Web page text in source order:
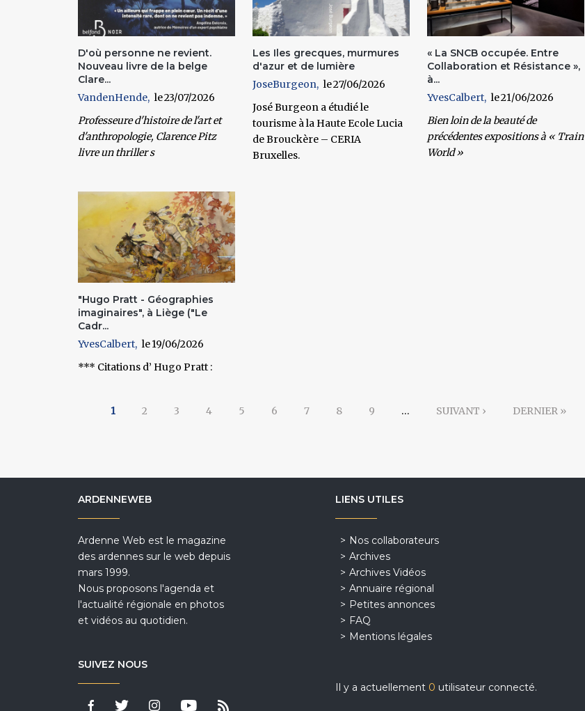
D'où personne ne revient.
Nouveau livre de la belge
Clare...
VandenHende
23/07/2026
Professeure d'histoire de l'art et
d'anthropologie, Clarence Pitz
livre un thriller s
Les Iles grecques, murmures
d'azur et de lumière
JoseBurgeon
27/06/2026
José Burgeon a étudié le
tourisme à la Haute Ecole Lucia
de Brouckère – CERIA
Bruxelles.
« La SNCB occupée. Entre
Collaboration et Résistance »,
à...
YvesCalbert
21/06/2026
Bien loin de la beauté de
précédentes expositions à « Train
World »
"Hugo Pratt - Géographies
imaginaires", à Liège ("Le
Cadr...
YvesCalbert
19/06/2026
*** Citations d’ Hugo Pratt :
1 2 3 4 5 6 7 8 9 … SUIVANT › DERNIER »
ARDENNEWEB
Ardenne Web est le magazine
des ardennes sur le web depuis
mars 1999.
Nous proposons l'agenda et
l'actualité régionale en photos
et vidéos au quotidien.
SUIVEZ NOUS
LIENS UTILES
Nos collaborateurs
Archives
Archives Vidéos
Annuaire régional
Petites annonces
FAQ
Mentions légales
Il y a actuellement 0 utilisateur connecté.